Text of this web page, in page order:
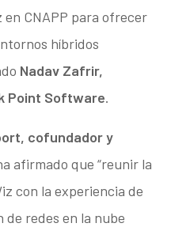
en CNAPP para ofrecer
híbridos
Nadav Zafrir,
Point Software.
cofundador y
afirmado que “reunir la
con la experiencia de
redes en la nube